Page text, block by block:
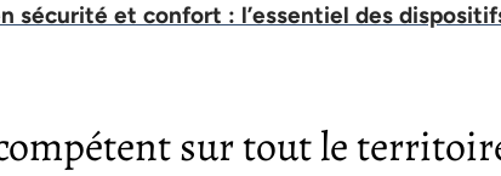
sécurité et confort : l’essentiel des
sur tout le